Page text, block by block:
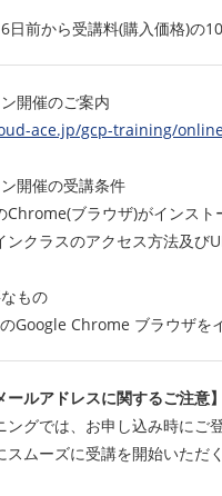
日前から受講料(購入価格)の
開催のご案内
ace.jp/gcp-training/
開催の受講条件
Chrome(ブラウザ)がインス
ンクラスのアクセス方法及び
もの
Google Chrome ブラウザを
ールアドレスに関するご注意】
ングでは、お申し込み時にご
スムーズに受講を開始いただ